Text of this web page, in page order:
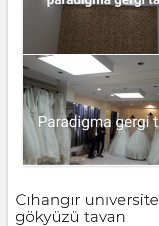
Cıhangır unıversite
gökyüzü tavan